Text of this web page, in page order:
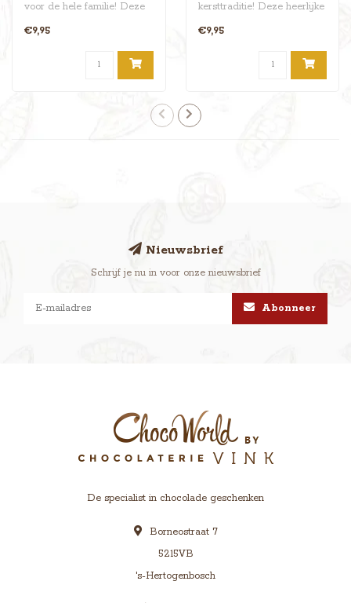
voor de hele familie! Deze
set bevat vier verrukkelijke..
€9,95
kersttraditie! Deze heerlijke
chocolade kerstkrans van
€9,95
Nieuwsbrief
Schrijf je nu in voor onze nieuwsbrief
Abonneer
De specialist in chocolade geschenken
Borneostraat 7
5215VB
's-Hertogenbosch